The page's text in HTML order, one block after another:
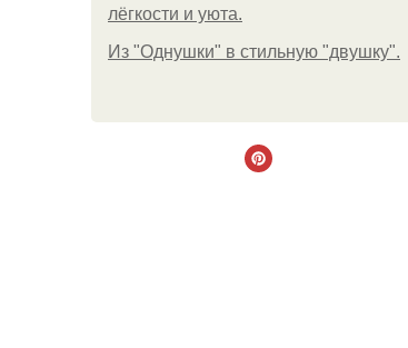
лёгкости и уюта.
Из "Однушки" в стильную "двушку".